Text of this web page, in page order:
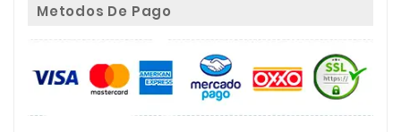
Metodos De Pago